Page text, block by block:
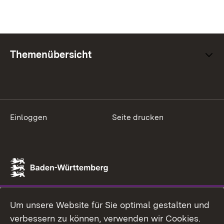
Themenübersicht
Einloggen Seite drucken
Um unsere Website für Sie optimal gestalten und
verbessern zu können, verwenden wir Cookies.